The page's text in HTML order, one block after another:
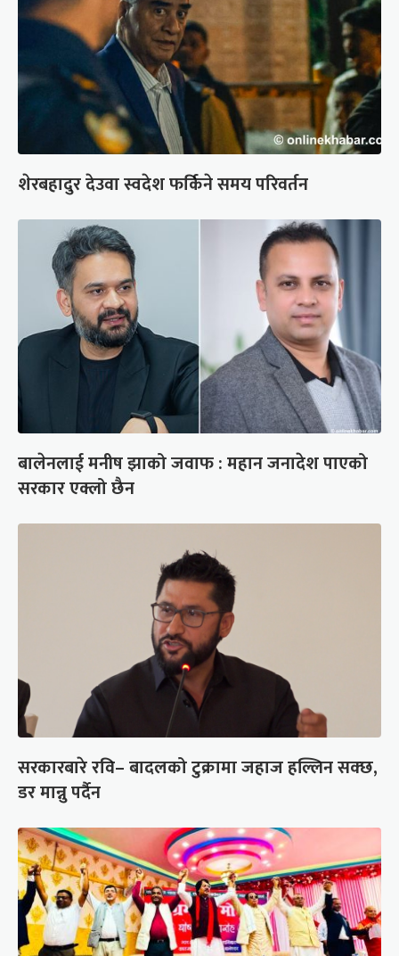
शेरबहादुर देउवा स्वदेश फर्किने समय परिवर्तन
बालेनलाई मनीष झाको जवाफ : महान जनादेश पाएको
सरकार एक्लो छैन
सरकारबारे रवि– बादलको टुक्रामा जहाज हल्लिन सक्छ,
डर मान्नु पर्दैन